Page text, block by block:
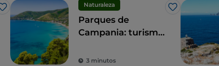
Me gusta
Naturaleza
Me gusta
Parques de
Campania: turismo
zonas protegidas
3 minutos